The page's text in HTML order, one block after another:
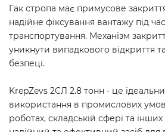
Гак стропа має примусове
надійне фіксування вантажу під
транспортування. Механізм
уникнути випадкового відкриття
безпеці.
KrepZevs 2СЛ 2.8 тонн - це
використання в промислових
роботах, складській сфері та